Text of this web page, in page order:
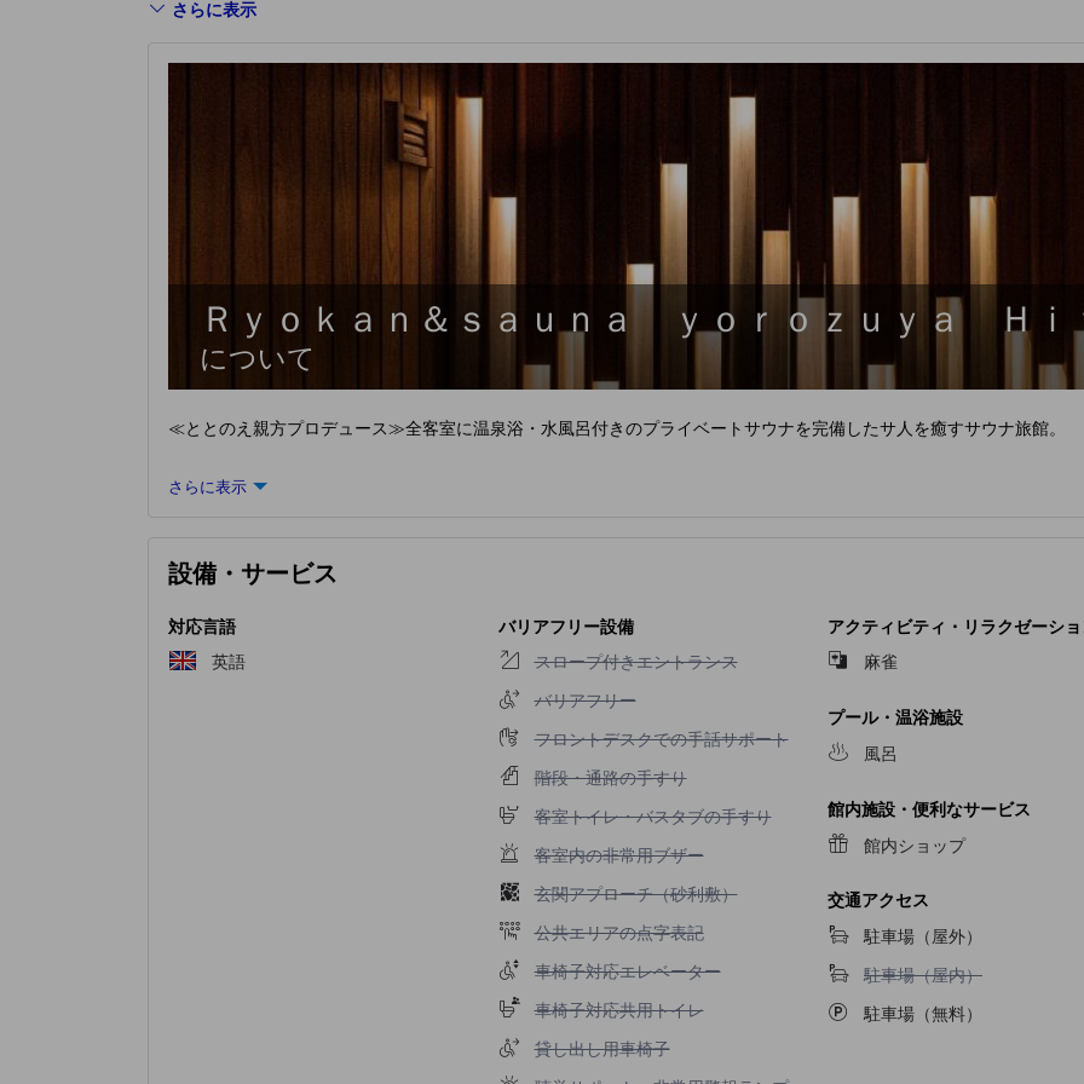
さらに表示
Ｒｙｏｋａｎ＆ｓａｕｎａ ｙｏｒｏｚｕｙａ Ｈｉ
について
≪ととのえ親方プロデュース≫全客室に温泉浴・水風呂付きのプライベートサウナを完備したサ人を癒すサウナ旅館。
さらに表示
設備・サービス
対応言語
英語
バリアフリー設備
スロープ付きエントランス不可
スロープ付きエントランス
バリアフリー不可
バリアフリー
フロントデスクでの手話サポート不可
フロントデスクでの手話サポート
階段・通路の手すり不可
階段・通路の手すり
客室トイレ・バスタブの手すり不可
客室トイレ・バスタブの手すり
客室内の非常用ブザー不可
客室内の非常用ブザー
玄関アプローチ（砂利敷）不可
玄関アプローチ（砂利敷）
公共エリアの点字表記不可
公共エリアの点字表記
車椅子対応エレベーター不可
車椅子対応エレベーター
車椅子対応共用トイレ不可
車椅子対応共用トイレ
貸し出し用車椅子不可
貸し出し用車椅子
アクティビティ・リラクゼーシ
麻雀
プール・温浴施設
風呂
館内施設・便利なサービス
館内ショップ
交通アクセス
駐車場（屋外）
駐車場（屋内）不可
駐車場（屋内）
駐車場（無料）